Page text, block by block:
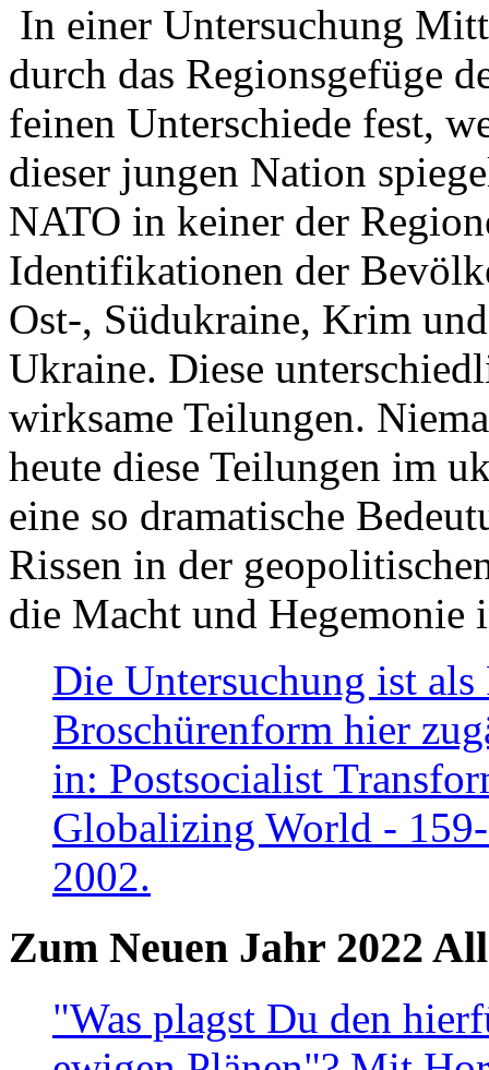
In einer Untersuchung
durch das Regionsgefüge
feinen Unterschiede fest,
dieser jungen Nation
NATO in keiner der
Identifikationen der
Ost-, Südukraine, Krim
Ukraine. Diese
wirksame Teilungen.
heute diese Teilungen im
eine so dramatische
Rissen in der
die Macht und Hegemonie
Die Untersuchung ist
Broschürenform hier
in: Postsocialist
Globalizing World -
2002.
Zum Neuen Jahr 2022
"Was plagst Du den